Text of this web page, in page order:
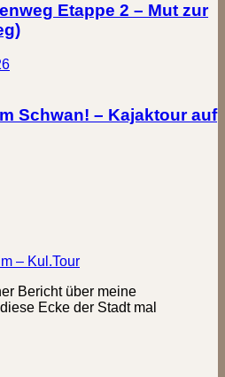
Etappe 2 – Mut zur
Schwan! – Kajaktour auf
– Kul.Tour
Bericht über meine
Ecke der Stadt mal